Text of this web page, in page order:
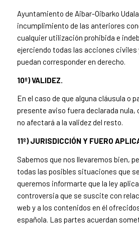
Ayuntamiento de Aibar-Oibarko
incumplimiento de las anteriores
cualquier utilización prohibida e
ejerciendo todas las acciones civiles
puedan corresponder en derecho.
10º) VALIDEZ.
En el caso de que alguna cláusula o
presente aviso fuera declarada
no afectará a la validez del resto.
11º) JURISDICCIÓN Y FUERO
Sabemos que nos llevaremos bien,
todas las posibles situaciones que
queremos informarte que la ley
controversia que se suscite con
web y a los contenidos en él
española. Las partes acuerdan